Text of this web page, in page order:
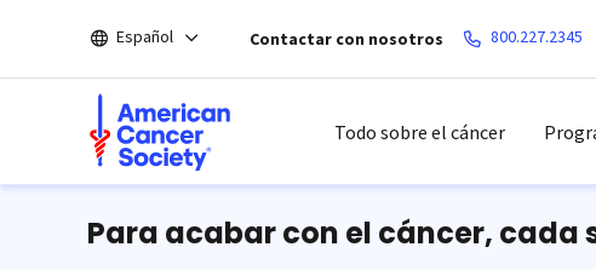
el
Español Contactar con nosotros 800.227.2345
Todo sobre el cáncer
Para acabar con el cáncer, cada